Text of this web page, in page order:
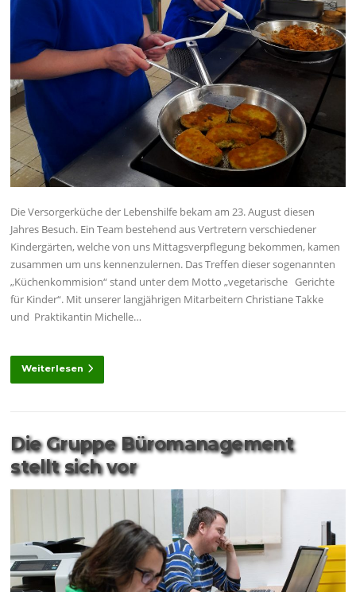
Die Versorgerküche der Lebenshilfe bekam am 23. August diesen
Jahres Besuch. Ein Team bestehend aus Vertretern verschiedener
Kindergärten, welche von uns Mittagsverpflegung bekommen, kamen
zusammen um uns kennenzulernen. Das Treffen dieser sogenannten
„Küchenkommision“ stand unter dem Motto „vegetarische Gerichte
für Kinder“. Mit unserer langjährigen Mitarbeitern Christiane Takke
und Praktikantin Michelle…
Weiterlesen
Die Gruppe Büromanagement
stellt sich vor